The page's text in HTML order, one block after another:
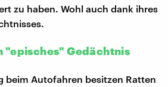
zu haben. Wohl auch dank ihres
"episches" Gedächtnis
beim Autofahren besitzen Ratten